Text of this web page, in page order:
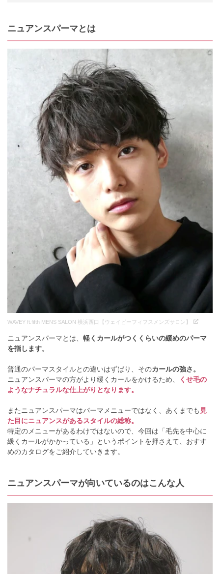
ニュアンスパーマとは
WAVEY ft.fifth MENS SALON 横浜西口【ウェイビーフィフスメンズサロン】
ニュアンスパーマとは、 軽くカールがつくくらいの緩めのパーマ
を指します。
普通のパーマスタイルとの違いはずばり、そのカールの強さ。
ニュアンスパーマの方がより緩くカールをかけるため、
くせ毛の
ようなナチュラルな仕上がりとなります。
またニュアンスパーマはパーマメニューではなく、あくまでも 見
た目にニュアンスがあるスタイルの総称。
特定のメニューがあるわけではないので、今回は「毛先を中心に
緩くカールがかかっている」というポイントを押さえて、おすす
めのカタログをご紹介していきます。
ニュアンスパーマが向いているのはこんな人